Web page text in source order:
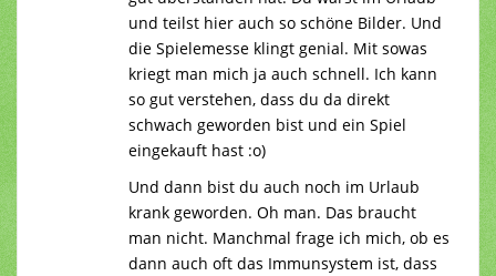
und teilst hier auch so schöne Bilder. Und
die Spielemesse klingt genial. Mit sowas
kriegt man mich ja auch schnell. Ich kann
so gut verstehen, dass du da direkt
schwach geworden bist und ein Spiel
eingekauft hast :o)
Und dann bist du auch noch im Urlaub
krank geworden. Oh man. Das braucht
man nicht. Manchmal frage ich mich, ob es
dann auch oft das Immunsystem ist, dass